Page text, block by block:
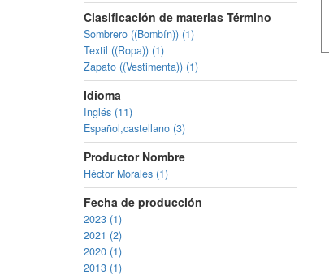
Clasificación de materias Término
Sombrero ((Bombín)) (1)
Textil ((Ropa)) (1)
Zapato ((Vestimenta)) (1)
Idioma
Inglés (11)
Español,castellano (3)
Productor Nombre
Héctor Morales (1)
Fecha de producción
2023 (1)
2021 (2)
2020 (1)
2013 (1)